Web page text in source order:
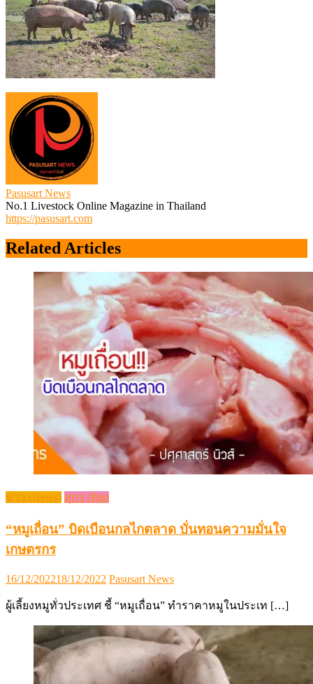
Pasusart News
No.1 Livestock Online Magazine in Thailand
https://pasusart.com
Related Articles
ข่าว (News) สุกร (Pig)
“หมูเถื่อน” บิดเบือนกลไกตลาด บั่นทอนความมั่นใจ
เกษตรกร
Posted
16/12/202218/12/2022 Author
Pasusart News
ผู้เลี้ยงหมูทั่วประเทศ ชี้ “หมูเถื่อน” ทำราคาหมูในประเท […]